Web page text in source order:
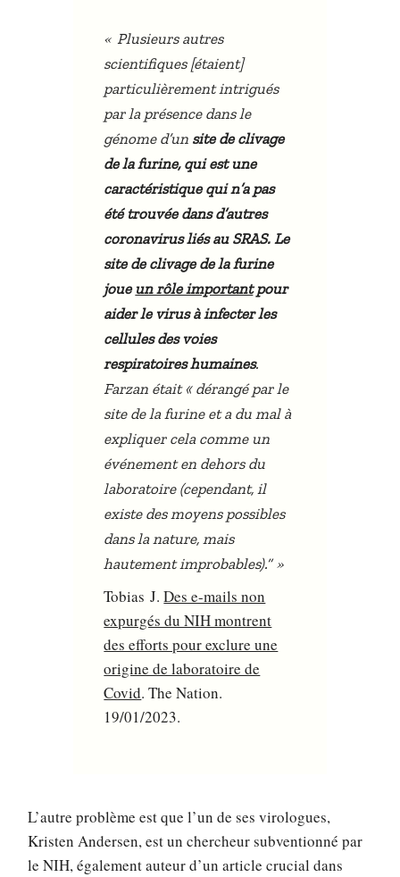
«Plusieurs autres
scientifiques [étaient]
particulièrement intrigués
par la présence dans le
génome d’un site de clivage
de la furine, qui est une
caractéristique qui n’a pas
été trouvée dans d’autres
coronavirus liés au SRAS. Le
site de clivage de la furine
joue un rôle importantpour
aider le virus à infecter les
cellules des voies
respiratoires humaines.
Farzan était « dérangé par le
site de la furine et a du mal à
expliquer cela comme un
événement en dehors du
laboratoire (cependant, il
existe des moyens possibles
dans la nature, mais
hautement improbables).”»
Tobias J.Des e-mails non
expurgés du NIH montrent
des efforts pour exclure une
origine de laboratoire de
Covid. The Nation.
19/01/2023.
L’autre problème est que l’un de ses virologues,
Kristen Andersen, est un chercheur subventionné par
le NIH, également auteur d’un article crucial dans